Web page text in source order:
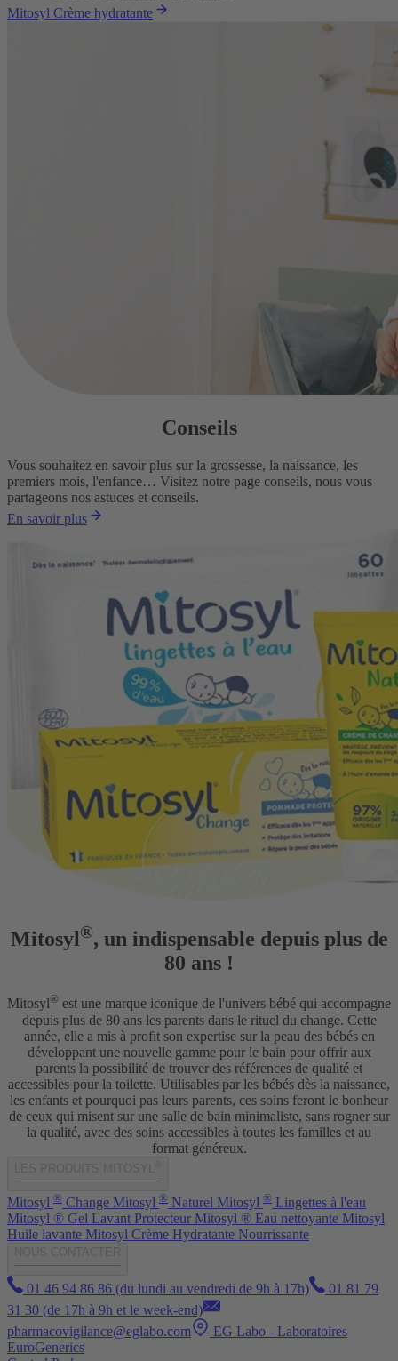
Mitosyl Crème hydratante
Conseils
Vous souhaitez en savoir plus sur la grossesse, la naissance, les
premiers mois, l'enfance… Visitez notre page conseils, nous vous
partageons nos astuces et conseils.
En savoir plus
Mitosyl®, un indispensable depuis plus de
80 ans !
Mitosyl® est une marque iconique de l'univers bébé qui accompagne
depuis plus de 80 ans les parents dans le rituel du change. Cette
année, elle a mis à profit son expertise sur la peau des bébés en
développant une nouvelle gamme pour le bain pour offrir aux
parents la possibilité de trouver des références de qualité et
accessibles pour la toilette. Utilisables par les bébés dès la naissance,
les enfants et pourquoi pas leurs parents, ces soins feront le bonheur
de ceux qui misent sur une salle de bain minimaliste, sans rogner sur
la qualité, avec des soins accessibles à toutes les familles et au
format généreux.
Mitosyl ® Change Mitosyl ® Naturel Mitosyl ® Lingettes à l'eau
Mitosyl ® Gel Lavant Protecteur Mitosyl ® Eau nettoyante Mitosyl
Huile lavante Mitosyl Crème Hydratante Nourrissante
01 46 94 86 86 (du lundi au vendredi de 9h à 17h)
01 81 79
31 30 (de 17h à 9h et le week-end)
pharmacovigilance@eglabo.com
EG Labo - Laboratoires
EuroGenerics